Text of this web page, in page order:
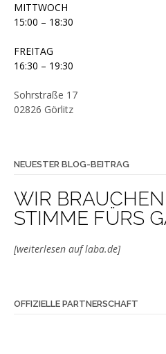
MITTWOCH
15:00 – 18:30
FREITAG
16:30 – 19:30
Sohrstraße 17
02826 Görlitz
NEUESTER BLOG-BEITRAG
WIR
STIMME FÜRS
[weiterlesen auf laba.de]
OFFIZIELLE PARTNERSCHAFT